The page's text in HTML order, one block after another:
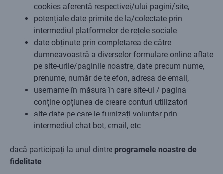
cookies aferentă respectivei/ului pagini/site,
potențiale date primite de la/colectate prin
intermediul platformelor de rețele sociale
date obținute prin completarea de către
dumneavoastră a diverselor formulare online aflate
pe site-urile/paginile noastre, date precum nume,
prenume, număr de telefon, adresa de email,
username în măsura în care site-ul / pagina
conține opțiunea de creare conturi utilizatori
alte date pe care le furnizați voluntar prin
intermediul chat bot, email, etc
dacă participați la unul dintre programele noastre de
fidelitate